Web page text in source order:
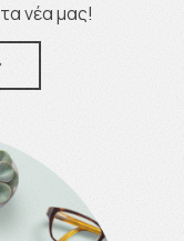
νέα μας!